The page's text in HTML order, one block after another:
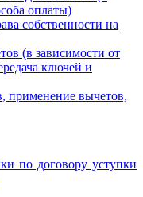
оплаты)
собственности на
(в зависимости от
ключей и
применение вычетов,
по договору уступки